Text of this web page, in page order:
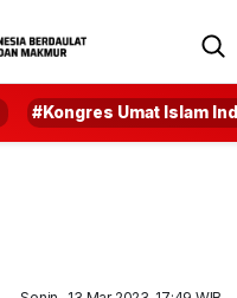
#Kongres Umat Islam